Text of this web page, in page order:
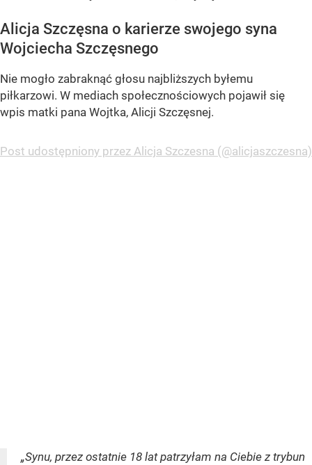
Alicja Szczęsna o karierze swojego syna
Wojciecha Szczęsnego
Nie mogło zabraknąć głosu najbliższych byłemu
piłkarzowi. W mediach społecznościowych pojawił się
wpis matki pana Wojtka, Alicji Szczęsnej.
Post udostępniony przez Alicja Szczesna (@alicjaszczesna)
„Synu, przez ostatnie 18 lat patrzyłam na Ciebie z trybun